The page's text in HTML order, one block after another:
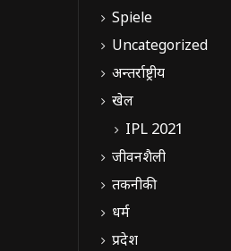
Spiele
Uncategorized
अन्तर्राष्ट्रीय
खेल
IPL 2021
जीवनशैली
तकनीकी
धर्म
प्रदेश